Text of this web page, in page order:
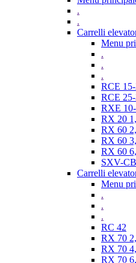
.
.
Carrelli
Menu
.
.
.
RCE
RCE
RXE
RX 20
RX 60
RX 60
RX 60
SXV-
Carrelli
Menu
.
.
.
RC 42
RX 70
RX 70
RX 70